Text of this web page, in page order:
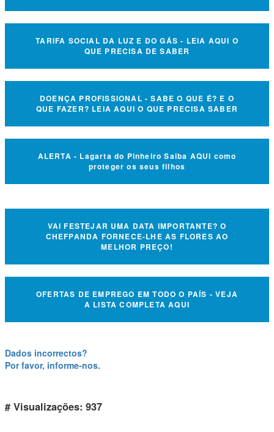
TARIFA SOCIAL DA LUZ E DO GÁS - LEIA AQUI O
QUE PRECISA DE SABER
DOENÇA PROFISSIONAL - SABE O QUE É? E O
QUE FAZER? LEIA AQUI O QUE PRECISA SABER
ALERTA - Lagarta do Pinheiro Saiba AQUI como
proteger os seus filhos
VAI FESTEJAR UMA DATA IMPORTANTE? O
CHEFPANDA FORNECE-LHE AS FLORES AO
MELHOR PREÇO!
OFERTAS DE EMPREGO EM TODO O PAÍS - VEJA
A LISTA COMPLETA AQUI
Dados incorrectos?
Por favor, informe-nos.
# Visualizações: 937